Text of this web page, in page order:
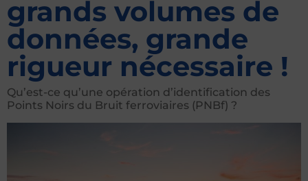
grands volumes de
données, grande
rigueur nécessaire !
Qu’est-ce qu’une opération d’identification des
Points Noirs du Bruit ferroviaires (PNBf) ?